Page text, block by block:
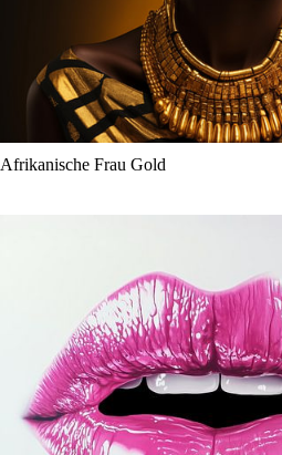
Afrikanische Frau Gold